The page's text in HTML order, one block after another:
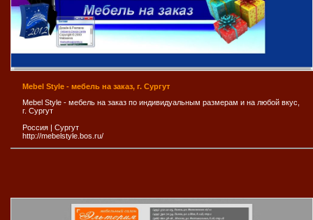
Mebel Style - мебель на заказ, г. Сургут
Mebel Style - мебель на заказ по индивидуальным размерам и на любой вкус,
г. Сургут
Россия | Сургут
http://mebelstyle.bos.ru/